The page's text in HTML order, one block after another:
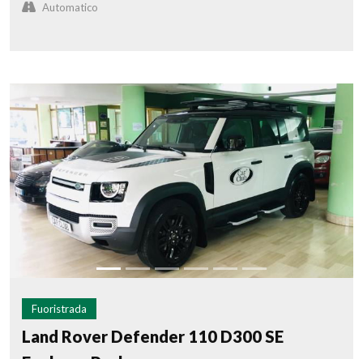
Automatico
Fuoristrada
Land Rover Defender 110 D300 SE